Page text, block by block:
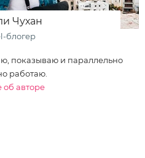
Чухан
блогер
показываю и параллельно
работаю.
об авторе